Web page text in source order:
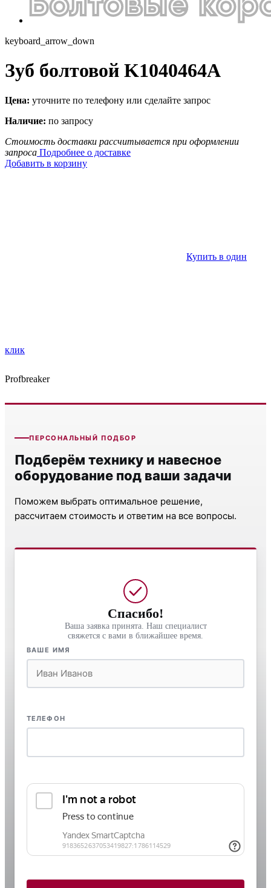
keyboard_arrow_down
Зуб болтовой K1040464A
Цена: уточните по телефону или сделайте запрос
Наличие: по запросу
Стоимость доставки рассчитывается при оформлении
запроса Подробнее о доставке
Добавить в корзину
Купить в один
клик
Profbreaker
ПЕРСОНАЛЬНЫЙ ПОДБОР
Подберём технику и навесное
оборудование под ваши задачи
Поможем выбрать оптимальное решение,
рассчитаем стоимость и ответим на все вопросы.
Спасибо!
Ваша заявка принята. Наш специалист
свяжется с вами в ближайшее время.
ВАШЕ ИМЯ
ТЕЛЕФОН